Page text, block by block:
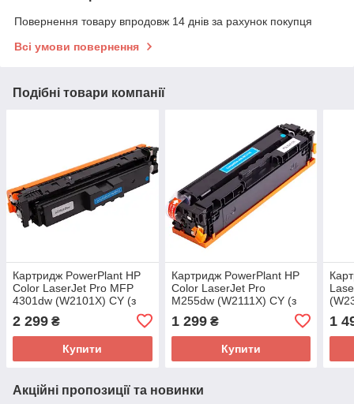
Повернення товару впродовж 14 днів за рахунок покупця
Всі умови повернення
Подібні товари компанії
Картридж PowerPlant HP
Color LaserJet Pro MFP
4301dw (W2101X) CY (з
2 299 ₴
Купити
Картридж PowerPlant HP
Color LaserJet Pro
M255dw (W2111X) CY (з
1 299₴
Купити
1
Акційні пропозиції та новинки